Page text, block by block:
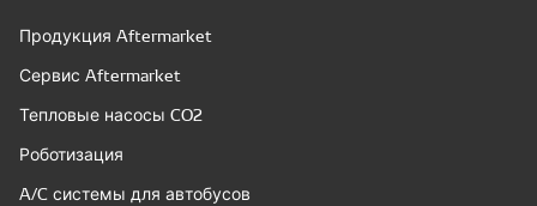
Продукция Aftermarket
Сервис Aftermarket
Тепловые насосы CO2
Роботизация
A/C системы для автобусов